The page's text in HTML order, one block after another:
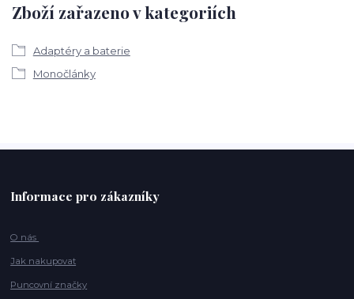
Zboží zařazeno v kategoriích
Adaptéry a baterie
Monočlánky
Informace pro zákazníky
O nás
Jak nakupovat
Puncovní značky